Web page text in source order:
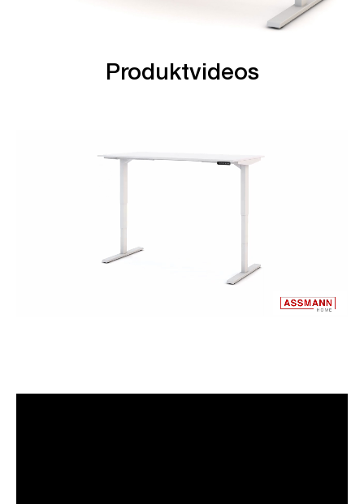
Produktvideos